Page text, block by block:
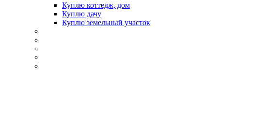
Куплю коттедж, дом
Куплю дачу
Куплю земельный участок